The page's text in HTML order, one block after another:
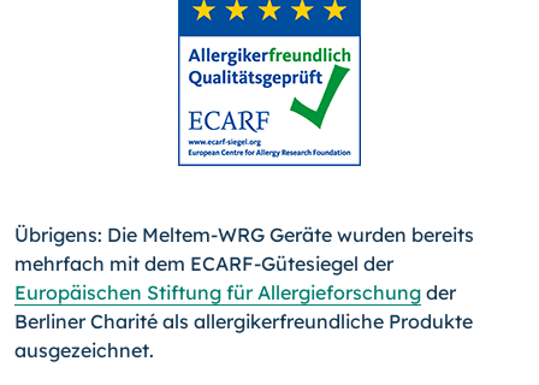
Übrigens: Die Meltem-WRG Geräte wurden bereits
mehrfach mit dem ECARF-Gütesiegel der
Europäischen Stiftung für Allergie­forschung der
Berliner Charité als allergikerfreundliche Produkte
ausgezeichnet.